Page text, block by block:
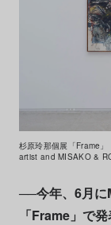
杉原玲那個展「Frame
artist and MISAKO &
──今年、6月に
「Frame」で